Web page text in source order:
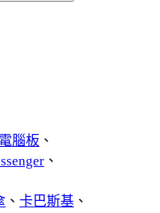
腦板 、
、
、 卡巴斯基 、